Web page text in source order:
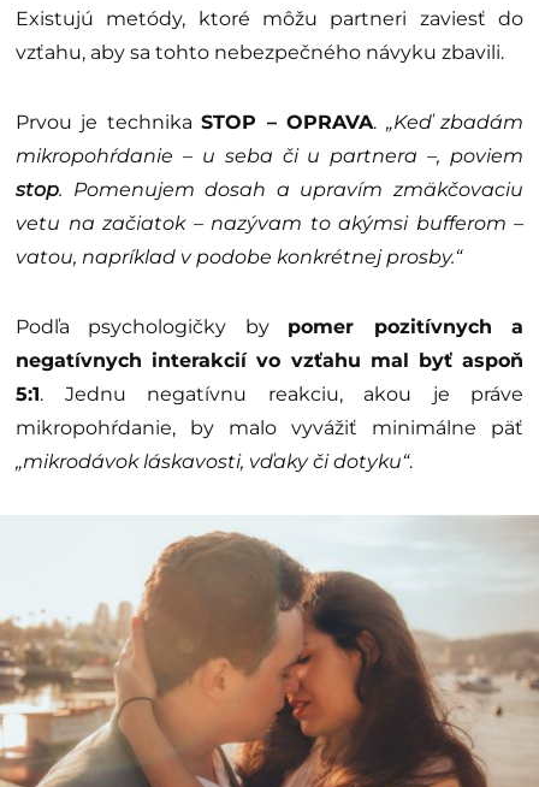
Existujú metódy, ktoré môžu partneri zaviesť do
vzťahu, aby sa tohto nebezpečného návyku zbavili.
Prvou je technikaSTOP – OPRAVA. „Keď zbadám
mikropohŕdanie – u seba či u partnera –, poviem
stop. Pomenujem dosah a upravím zmäkčovaciu
vetu na začiatok – nazývam to akýmsi bufferom –
vatou, napríklad v podobe konkrétnej prosby.“
Podľa psychologičky by pomer pozitívnych a
negatívnych interakcií vo vzťahu mal byť aspoň
5:1. Jednu negatívnu reakciu, akou je práve
mikropohŕdanie, by malo vyvážiť minimálne päť
„mikrodávok láskavosti, vďaky či dotyku“.